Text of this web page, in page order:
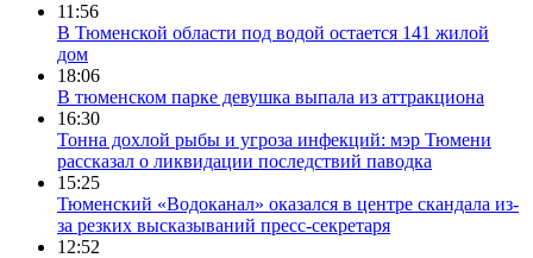
11:56
В Тюменской области под водой остается 141 жилой
дом
18:06
В тюменском парке девушка выпала из аттракциона
16:30
Тонна дохлой рыбы и угроза инфекций: мэр Тюмени
рассказал о ликвидации последствий паводка
15:25
Тюменский «Водоканал» оказался в центре скандала из-
за резких высказываний пресс-секретаря
12:52